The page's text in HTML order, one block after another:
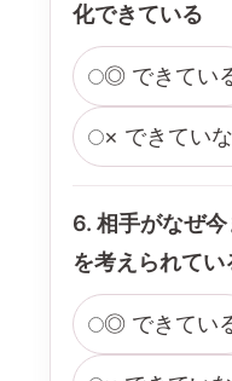
化できている
◎ できてい
× できてい
6. 相手がなぜ
を考えられてい
◎ できてい